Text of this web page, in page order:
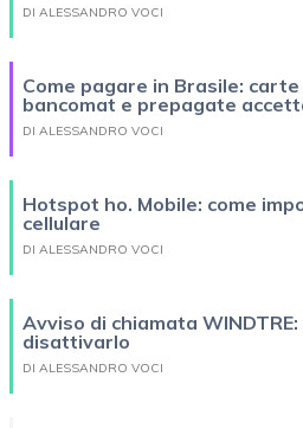
DI ALESSANDRO VOCI
Come pagare in Brasile:
bancomat e prepagate
DI ALESSANDRO VOCI
Hotspot ho. Mobile: come
cellulare
DI ALESSANDRO VOCI
Avviso di chiamata WINDTRE:
disattivarlo
DI ALESSANDRO VOCI